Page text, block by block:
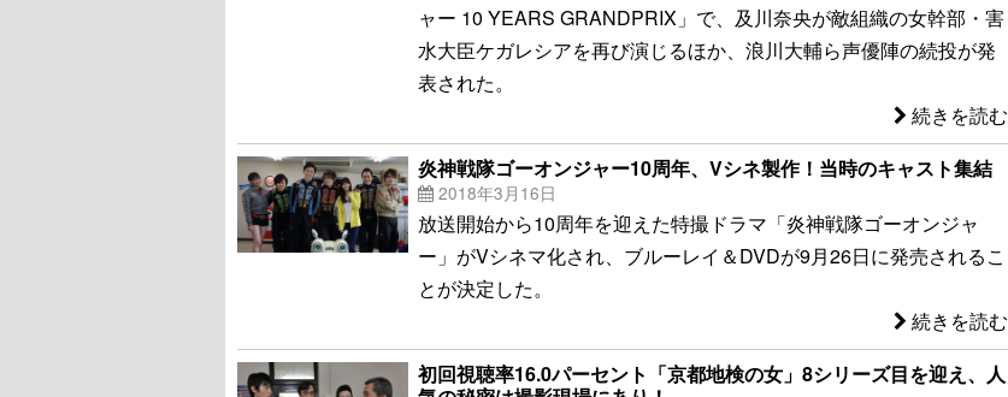
ャー 10 YEARS GRANDPRIX」で、及川奈央が敵組織の女幹部・害
水大臣ケガレシアを再び演じるほか、浪川大輔ら声優陣の続投が発
表された。
続きを読む
炎神戦隊ゴーオンジャー10周年、Vシネ製作！当時のキャスト集結
2018年3月16日
放送開始から10周年を迎えた特撮ドラマ「炎神戦隊ゴーオンジャ
ー」がVシネマ化され、ブルーレイ＆DVDが9月26日に発売されるこ
とが決定した。
続きを読む
初回視聴率16.0パーセント「京都地検の女」8シリーズ目を迎え、人